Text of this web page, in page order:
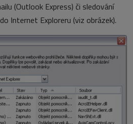
(Outlook Express) či sledování
Internet Exploreru (viz obrázek).